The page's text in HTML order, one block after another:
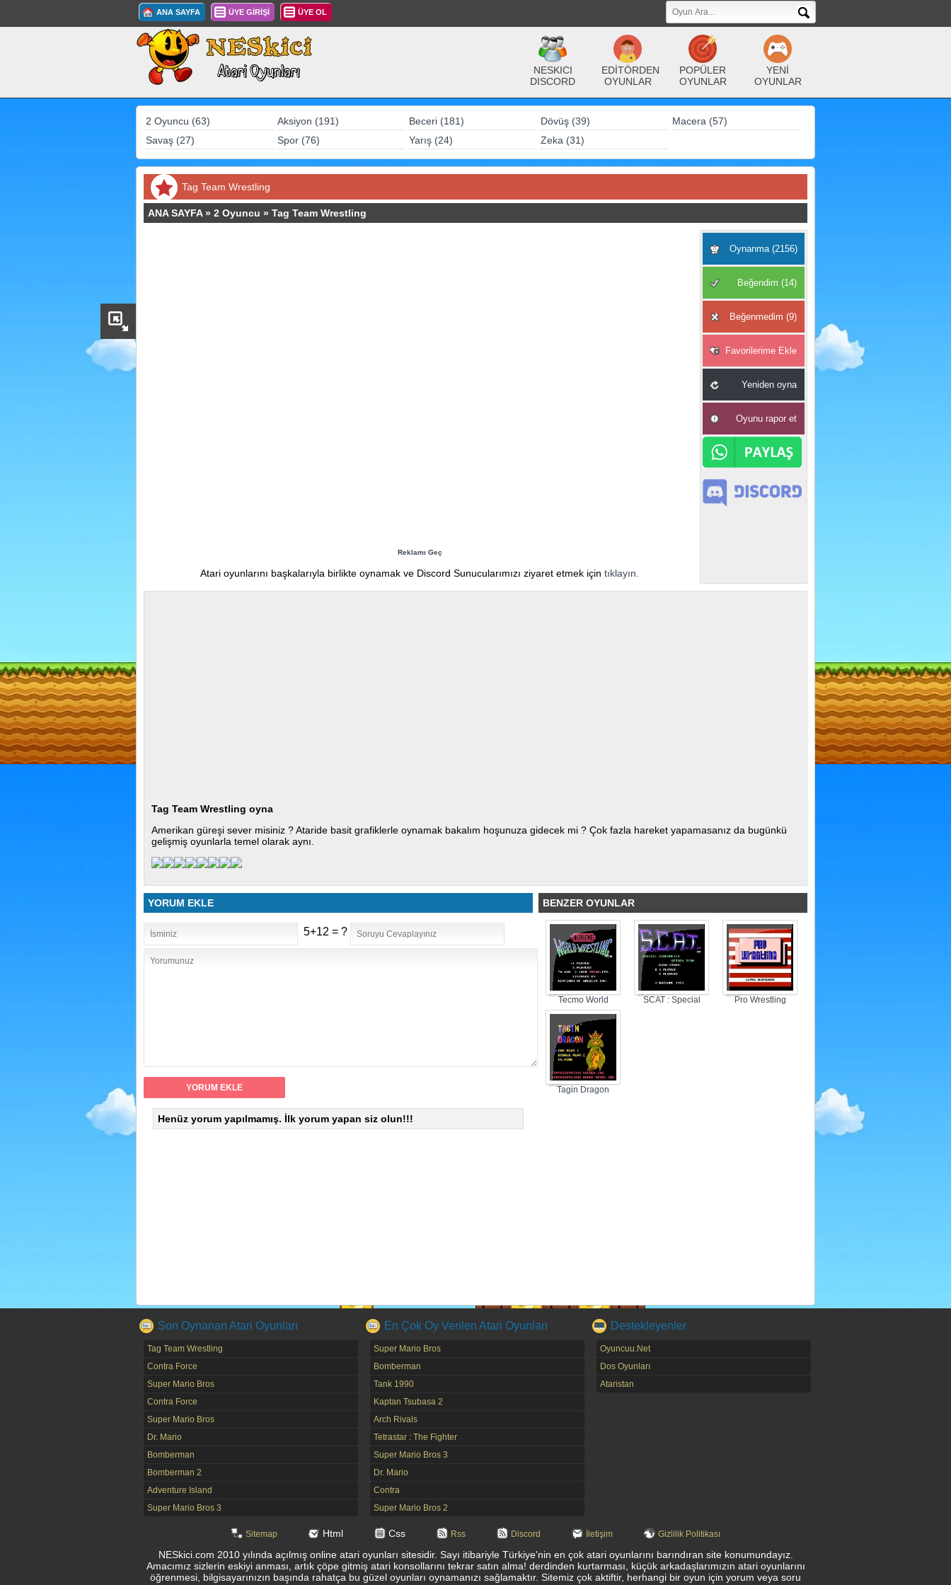
ANA SAYFA ÜYE GİRİŞİ ÜYE OL
YENİ
OYUNLAR
POPÜLER
OYUNLAR
EDİTÖRDEN
OYUNLAR
NESKICI
DISCORD
2 Oyuncu (63) Aksiyon (191) Beceri (181) Dövüş (39)
Macera (57)
Savaş (27)
Spor (76) Yarış (24) Zeka (31)
Tag Team Wrestling
ANA SAYFA» 2 Oyuncu » Tag Team Wrestling
Reklamı Geç
Atari oyunlarını başkalarıyla birlikte oynamak ve Discord Sunucularımızı ziyaret etmek için tıklayın.
Oynanma (2156)
Beğendim (14)
Beğenmedim (9)
Favorilerime Ekle
Yeniden oyna
Oyunu rapor et
Tag Team Wrestling oyna
Amerikan güreşi sever misiniz ? Ataride basit grafiklerle oynamak bakalım hoşunuza gidecek mi ? Çok fazla hareket yapamasanız da bugünkü
gelişmiş oyunlarla temel olarak aynı.
YORUM EKLE
5+12 = ?
Henüz yorum yapılmamış. İlk yorum yapan siz olun!!!
BENZER OYUNLAR
Tecmo World
Wrestling
SCAT : Special
Pro Wrestling
Tagin Dragon
Son Oynanan Atari Oyunları
Tag Team Wrestling
Contra Force
Super Mario Bros
Contra Force
Super Mario Bros
Dr. Mario
Bomberman
Bomberman 2
Adventure Island
Super Mario Bros 3
En Çok Oy Verilen Atari Oyunları
Super Mario Bros
Bomberman
Tank 1990
Kaptan Tsubasa 2
Arch Rivals
Tetrastar : The Fighter
Super Mario Bros 3
Dr. Mario
Contra
Super Mario Bros 2
Destekleyenler
Oyuncuu.Net
Dos Oyunları
Ataristan
Sitemap Html Css Rss Discord İletişim Gizlilik Politikası
NESkici.com 2010 yılında açılmış online atari oyunları sitesidir. Sayı itibariyle Türkiye'nin en çok atari oyunlarını barındıran site konumundayız.
Amacımız sizlerin eskiyi anması, artık çöpe gitmiş atari konsollarını tekrar satın alma! derdinden kurtarması, küçük arkadaşlarımızın atari oyunlarını
öğrenmesi, bilgisayarınızın başında rahatça bu güzel oyunları oynamanızı sağlamaktır. Sitemiz çok aktiftir, herhangi bir oyun için yorum veya soru